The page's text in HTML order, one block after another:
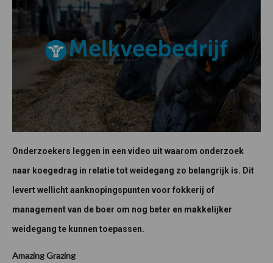
Onderzoekers leggen in een video uit waarom onderzoek
naar koegedrag in relatie tot weidegang zo belangrijk is. Dit
levert wellicht aanknopingspunten voor fokkerij of
management van de boer om nog beter en makkelijker
weidegang te kunnen toepassen.
Amazing Grazing